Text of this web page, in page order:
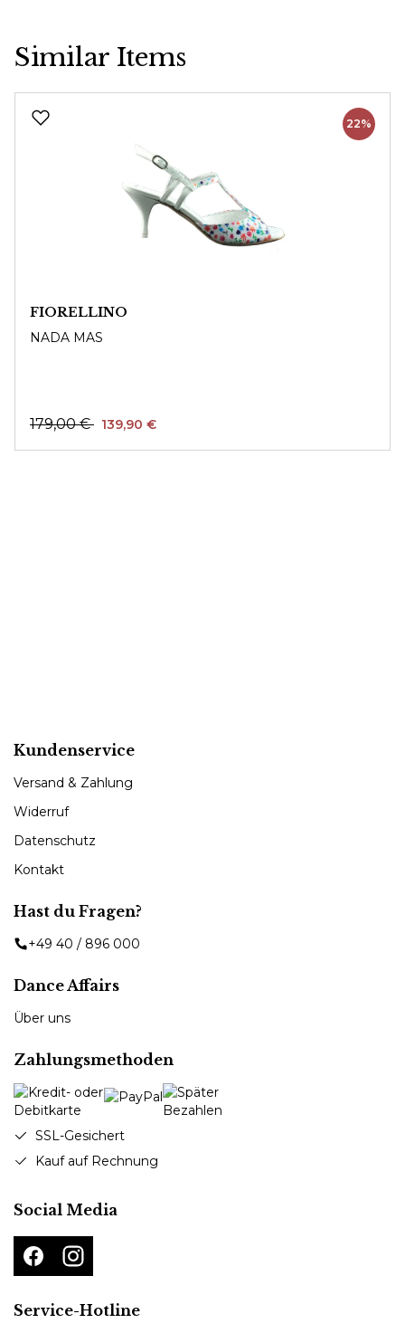
Similar Items
22%
FIORELLINO
NADA MAS
179,00 € 139,90 €
Kundenservice
Versand & Zahlung
Widerruf
Datenschutz
Kontakt
Hast du Fragen?
+49 40 / 896 000
Dance Affairs
Über uns
Zahlungsmethoden
SSL-Gesichert
Kauf auf Rechnung
Social Media
Service-Hotline